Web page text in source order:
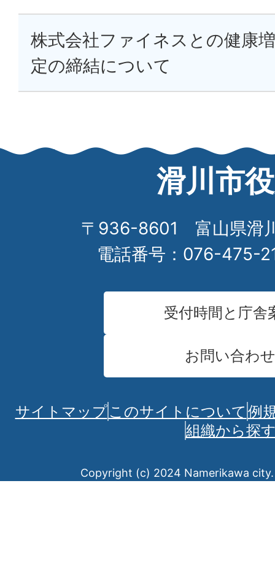
株式会社ファイネスとの健康
定の締結について
滑川市
〒936-8601 富山県滑
電話番号：076-475-
受付時間と庁舎
お問い合わせ
サイトマップこのサイトについて 例
組織から探
Copyright (c) 2024 Namerikawa